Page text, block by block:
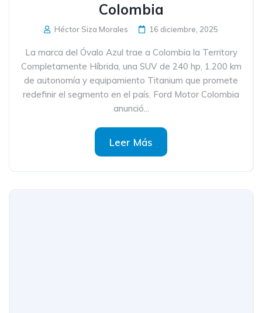
Colombia
Héctor Siza Morales 16 diciembre, 2025
La marca del Óvalo Azul trae a Colombia la Territory
Completamente Híbrida, una SUV de 240 hp, 1.200 km
de autonomía y equipamiento Titanium que promete
redefinir el segmento en el país. Ford Motor Colombia
anunció...
Leer Más